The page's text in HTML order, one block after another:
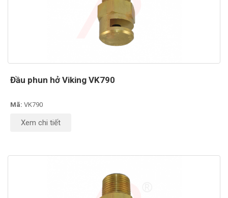
Đầu phun hở Viking VK790
Mã: VK790
Xem chi tiết